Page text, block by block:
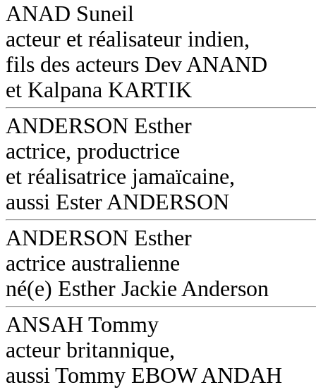
ANAD Suneil
acteur et réalisateur indien,
fils des acteurs Dev ANAND
et Kalpana KARTIK
ANDERSON Esther
actrice, productrice
et réalisatrice jamaïcaine,
aussi Ester ANDERSON
ANDERSON Esther
actrice australienne
né(e) Esther Jackie Anderson
ANSAH Tommy
acteur britannique,
aussi Tommy EBOW ANDAH